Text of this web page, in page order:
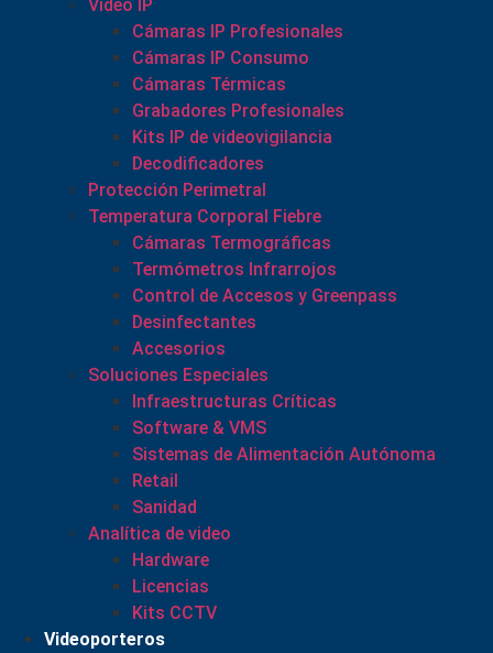
Video IP
Cámaras IP Profesionales
Cámaras IP Consumo
Cámaras Térmicas
Grabadores Profesionales
Kits IP de videovigilancia
Decodificadores
Protección Perimetral
Temperatura Corporal Fiebre
Cámaras Termográficas
Termómetros Infrarrojos
Control de Accesos y Greenpass
Desinfectantes
Accesorios
Soluciones Especiales
Infraestructuras Críticas
Software & VMS
Sistemas de Alimentación Autónoma
Retail
Sanidad
Analítica de video
Hardware
Licencias
Kits CCTV
Videoporteros